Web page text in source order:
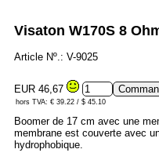
Visaton W170S 8
Article Nº.: V-9025
EUR 46,67
hors TVA: € 39.22 / $ 45.10
Boomer de 17 cm avec une
membrane est couverte avec
hydrophobique.